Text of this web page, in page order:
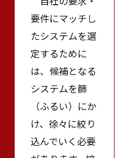
要件にマッチし
たシステムを選
定するために
は、候補となる
システムを篩
（ふるい）にか
け、徐々に絞り
込んでいく必要